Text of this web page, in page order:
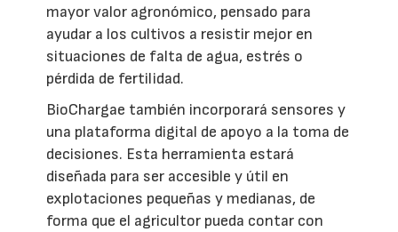
mayor valor agronómico, pensado para
ayudar a los cultivos a resistir mejor en
situaciones de falta de agua, estrés o
pérdida de fertilidad.
BioChargae también incorporará sensores y
una plataforma digital de apoyo a la toma de
decisiones. Esta herramienta estará
diseñada para ser accesible y útil en
explotaciones pequeñas y medianas, de
forma que el agricultor pueda contar con